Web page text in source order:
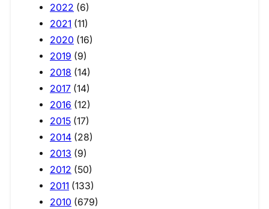
2022 (6)
2021 (11)
2020 (16)
2019 (9)
2018 (14)
2017 (14)
2016 (12)
2015 (17)
2014 (28)
2013 (9)
2012 (50)
2011 (133)
2010 (679)